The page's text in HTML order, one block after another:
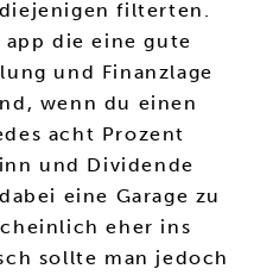
filterten.
die eine gute
und Finanzlage
wenn du einen
acht Prozent
und Dividende
eine Garage zu
eher ins
sollte man jedoch